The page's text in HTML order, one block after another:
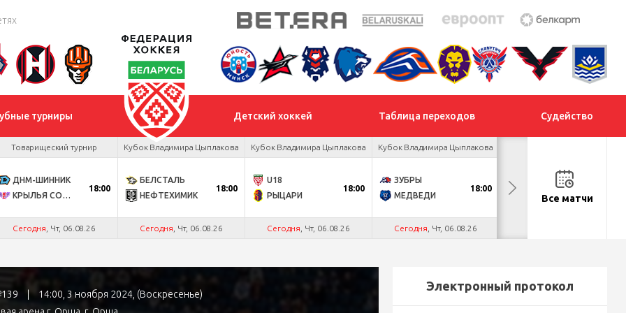
турниры Детский хоккей Таблица переходов Судейство
Товарищеский турнир
ДНМ-ШИННИК
КРЫЛЬЯ СОВЕТОВ
18:00
Сегодня , Чт, 06.08.26
Кубок Владимира Цыплакова
БЕЛСТАЛЬ
НЕФТЕХИМИК
18:00
Сегодня , Чт, 06.08.26
Кубок Владимира Цыплакова
U18
РЫЦАРИ
18:00
Сегодня , Чт, 06.08.26
Кубок Владимира Цыплакова
ЗУБРЫ
МЕДВЕДИ
18:00
Сегодня , Чт, 06.08.26
ЯСТРЕБЫ
ПРОГРЕСС
Все матчи
|
14:00, 3 ноября 2024, (Воскресенье)
Электронный протокол